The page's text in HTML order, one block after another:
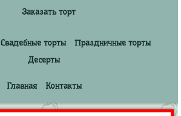
Заказать торт
Свадебные торты
Праздничные торты
Десерты
Главная Контакты